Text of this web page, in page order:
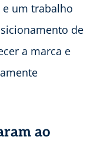
e um trabalho
de
a marca e
ao